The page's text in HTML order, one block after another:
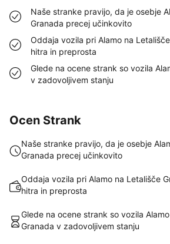
Naše stranke pravijo, da je osebje
Granada precej učinkovito
Oddaja vozila pri Alamo na
hitra in preprosta
Glede na ocene strank so vozila
v zadovoljivem stanju
Ocen Strank
Naše stranke pravijo, da je osebje
Granada precej učinkovito
Oddaja vozila pri Alamo na Letališče
hitra in preprosta
Glede na ocene strank so vozila
Granada v zadovoljivem stanju